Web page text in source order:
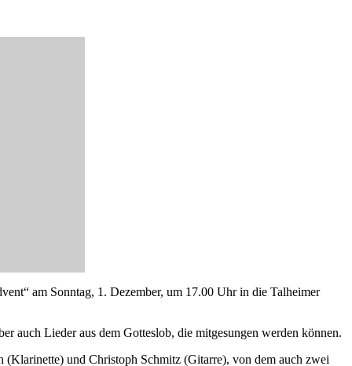
am Sonntag, 1. Dezember, um 17.00 Uhr in die Talheimer
auch Lieder aus dem Gotteslob, die mitgesungen werden können.
und Christoph Schmitz (Gitarre), von dem auch zwei